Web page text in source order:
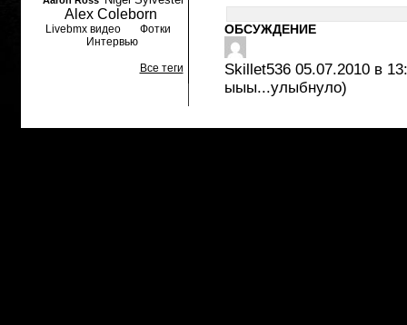
ОБСУЖДЕНИЕ
Skillet536 05.07.2010 в
ыыы...улыбнуло)
Alex Coleborn
Livebmx видео
Фотки
Интервью
Все теги